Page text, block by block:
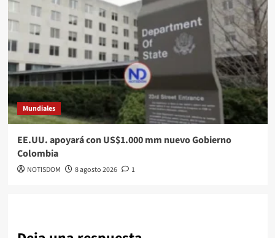
Mundiales
EE.UU. apoyará con US$1.000 mm nuevo Gobierno
Colombia
NOTISDOM 8 agosto 2026 1